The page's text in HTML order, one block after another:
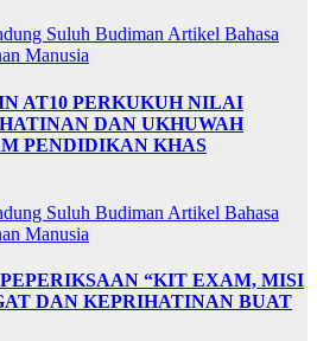
Suluh BudimanArtikel Bahasa
Manusia
AT10 PERKUKUH NILAI
DAN UKHUWAH
PENDIDIKAN KHAS
Suluh Budiman Artikel Bahasa
Manusia
“KIT EXAM, MISI
DAN KEPRIHATINAN BUAT